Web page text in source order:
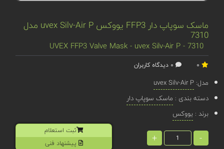
ماسک سوپاپ دار FFP3 یووکس uvex Silv-Air P مدل
7310
UVEX FFP3 Valve Mask - uvex Silv-Air P - 7310
مدل:uvex Silv-Air P
دسته بندی : ماسک سوپاپ دار
برند :یووکس
-
+
ثبت استعلام
پیشنهاد فنی